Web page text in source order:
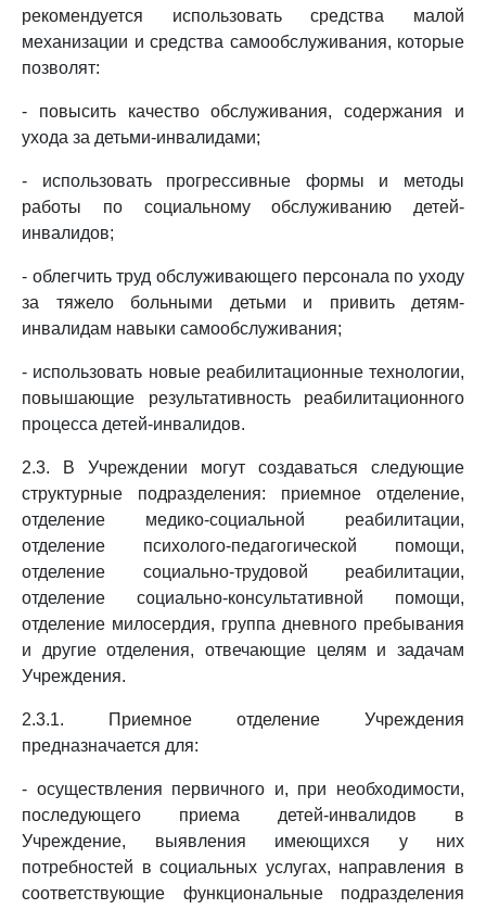
рекомендуется использовать средства малой
механизации и средства самообслуживания, которые
позволят:
- повысить качество обслуживания, содержания и
ухода за детьми-инвалидами;
- использовать прогрессивные формы и методы
работы по социальному обслуживанию детей-
инвалидов;
- облегчить труд обслуживающего персонала по уходу
за тяжело больными детьми и привить детям-
инвалидам навыки самообслуживания;
- использовать новые реабилитационные технологии,
повышающие результативность реабилитационного
процесса детей-инвалидов.
2.3. В Учреждении могут создаваться следующие
структурные подразделения: приемное отделение,
отделение медико-социальной реабилитации,
отделение психолого-педагогической помощи,
отделение социально-трудовой реабилитации,
отделение социально-консультативной помощи,
отделение милосердия, группа дневного пребывания
и другие отделения, отвечающие целям и задачам
Учреждения.
2.3.1. Приемное отделение Учреждения
предназначается для:
- осуществления первичного и, при необходимости,
последующего приема детей-инвалидов в
Учреждение, выявления имеющихся у них
потребностей в социальных услугах, направления в
соответствующие функциональные подразделения